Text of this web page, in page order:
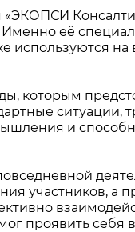
Именно её
на
которым
и
участников, а
проявить себя